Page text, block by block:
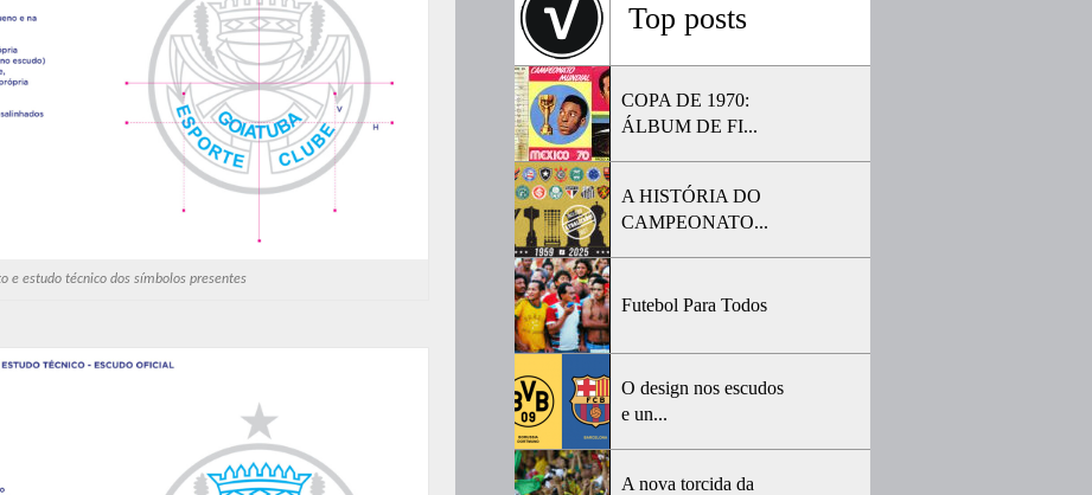
e estudo técnico dos símbolos presentes
Top posts
COPA DE 1970:
ÁLBUM DE FI...
A HISTÓRIA DO
CAMPEONATO...
Futebol Para Todos
O design nos escudos
e un...
A nova torcida da